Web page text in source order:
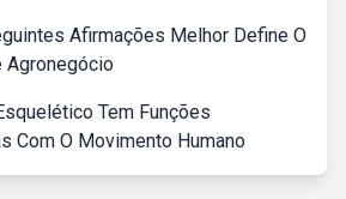
Afirmações Melhor Define O
Agronegócio
Tem Funções
Com O Movimento Humano